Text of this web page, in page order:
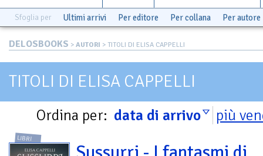
Sfoglia per Ultimi arrivi Per editore Per collana Per autore
DELOSBOOKS > AUTORI > TITOLI DI ELISA CAPPELLI
TITOLI DI ELISA CAPPELLI
Ordina per: data di arrivo più
LIBRI